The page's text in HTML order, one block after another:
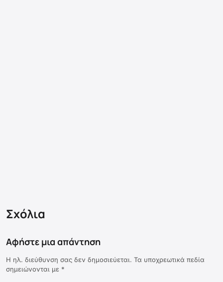
Σχόλια
Αφήστε μια απάντηση
Η ηλ. διεύθυνση σας δεν δημοσιεύεται. Τα υποχρεωτικά πεδία
σημειώνονται με *